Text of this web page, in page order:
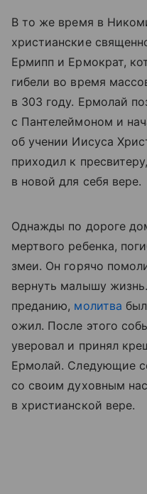
В то же время в
христианские
Ермипп и Ермократ,
гибели во время
в 303 году. Ермолай
с Пантелеймоном и
об учении Иисуса
приходил к
в новой для себя вере.
Однажды по дороге
мертвого ребенка,
змеи. Он горячо
вернуть малышу
преданию, молитва
ожил. После этого
уверовал и принял
Ермолай. Следующие
со своим духовным
в христианской вере.